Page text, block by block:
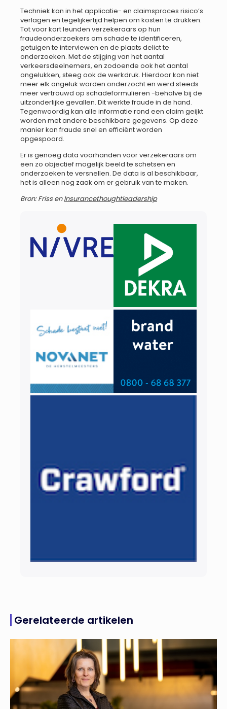
Techniek kan in het applicatie- en claimsproces risico’s
verlagen en tegelijkertijd helpen om kosten te drukken.
Tot voor kort leunden verzekeraars op hun
fraudeonderzoekers om schade te identificeren,
getuigen te interviewen en de plaats delict te
onderzoeken. Met de stijging van het aantal
verkeersdeelnemers, en zodoende ook het aantal
ongelukken, steeg ook de werkdruk. Hierdoor kon niet
meer elk ongeluk worden onderzocht en werd steeds
meer vertrouwd op schadeformulieren -behalve bij de
uitzonderlijke gevallen. Dit werkte fraude in de hand.
Tegenwoordig kan alle informatie rond een claim geijkt
worden met andere beschikbare gegevens. Op deze
manier kan fraude snel en efficiënt worden
opgespoord.
Er is genoeg data voorhanden voor verzekeraars om
een zo objectief mogelijk beeld te schetsen en
onderzoeken te versnellen. De data is al beschikbaar,
het is alleen nog zaak om er gebruik van te maken.
Bron: Friss enInsurancethoughtleadership
Gerelateerde artikelen